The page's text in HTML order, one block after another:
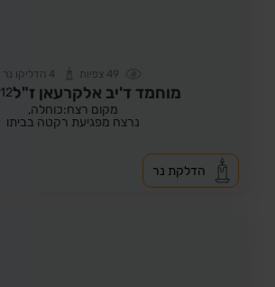
49 צפיות 4 הדליקו נר
מוחמד ד'יב אלקרעאן ז"ל12,
מקום רצח:כוחלה,
נרצח מפגיעת רקטה בביתו
הדלקת נר